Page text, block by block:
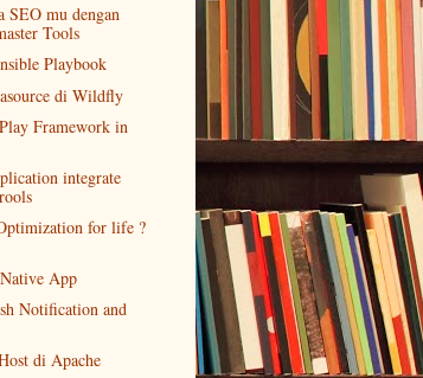
SEO mu dengan
Tools
Playbook
di Wildfly
Framework in
integrate
for life ?
App
Notification and
di Apache